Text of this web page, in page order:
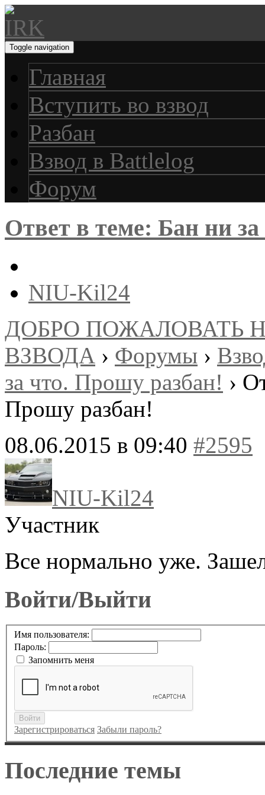
Toggle navigation
Главная
Вступить во взвод
Разбан
Взвод в Battlelog
Форум
Ответ в теме: Бан ни
NIU-Kil24
ДОБРО ПОЖАЛОВАТЬ
ВЗВОДА › Форумы ›
за что. Прошу разбан! ›
Прошу разбан!
08.06.2015 в 09:40 #2595
NIU-Kil24
Участник
Все нормально уже.
Войти/Выйти
Имя пользователя:
Пароль:
Запомнить меня
Войти
Зарегистрироваться Забыли пароль?
Последние темы